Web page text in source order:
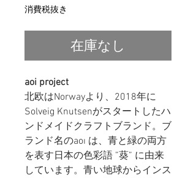
消費税抜き
在庫なし
aoi project
北欧はNorwayより、2018年に
Solveig Knutsenがスタートしたハ
ンドメイドクラフトブランド。ブ
ランド名のaoı は、青と緑の両方
を表す日本の色彩語 ”葵” に由来
しています。青い地球からインス